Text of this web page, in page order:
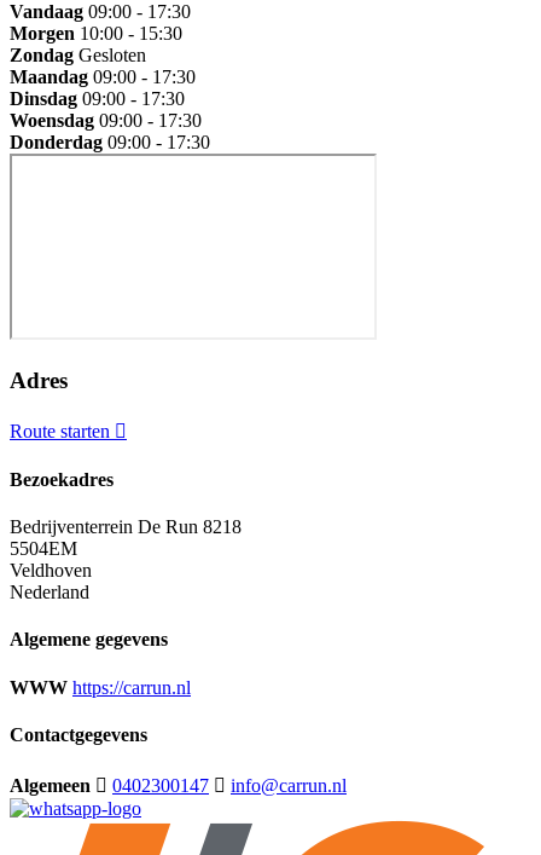
Vandaag 09:00 - 17:30
Morgen 10:00 - 15:30
Zondag Gesloten
Maandag 09:00 - 17:30
Dinsdag 09:00 - 17:30
Woensdag 09:00 - 17:30
Donderdag 09:00 - 17:30
Adres
Route starten
Bezoekadres
Bedrijventerrein De Run 8218
5504EM
Veldhoven
Nederland
Algemene gegevens
WWW https://carrun.nl
Contactgegevens
Algemeen 0402300147 info@carrun.nl